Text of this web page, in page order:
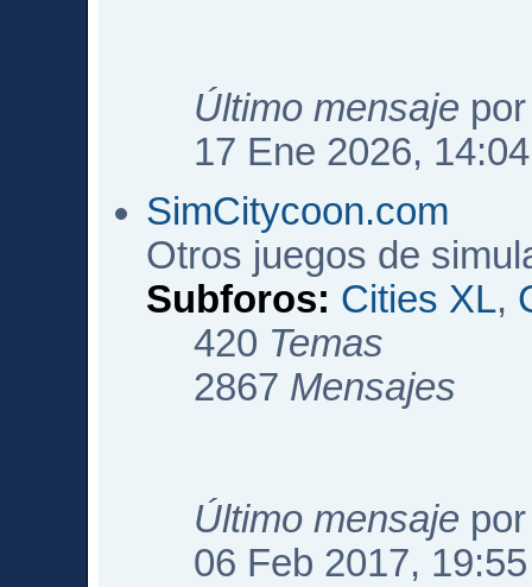
Último mensaje
17 Ene 2026, 14:04
SimCitycoon.com
Otros juegos de
Subforos: Cities XL,
420 Temas
2867 Mensajes
Último mensaje
06 Feb 2017, 19:55